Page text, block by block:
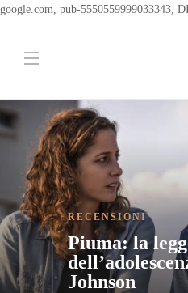
google.com, pub-5550559999033343,
RECENSIONI
Piuma: la
Johnson